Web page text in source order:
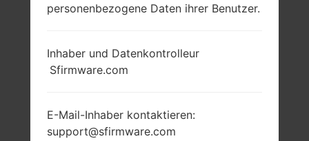
personenbezogene Daten ihrer Benutzer.
Inhaber und Datenkontrolleur
Sfirmware.com
E-Mail-Inhaber kontaktieren:
support@sfirmware.com